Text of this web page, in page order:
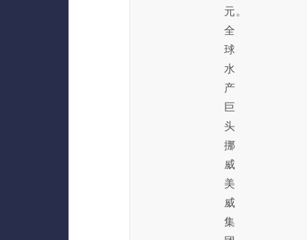
元。
全
球
水
产
巨
头
挪
威
美
威
集